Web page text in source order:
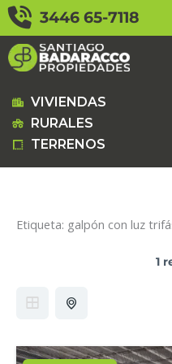
contenido
3446 65-7118
VIVIENDAS
RURALES
TERRENOS
Etiqueta: galpón con luz
1